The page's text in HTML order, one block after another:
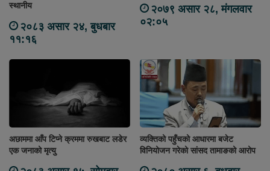
स्थानीय
२०८३ असार २४, बुधबार
११:१६
२०७९ असार २८, मंगलवार
०२:०५
अछाममा आँप टिप्ने क्रममा रुखबाट लडेर
एक जनाको मृत्यु
व्यक्तिको पहुँचको आधारमा बजेट
विनियोजन गरेको सांसद तामाङको आरोप